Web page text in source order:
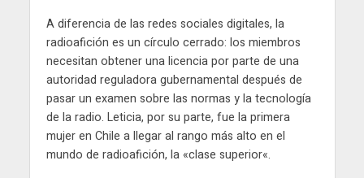
A diferencia de las redes sociales digitales, la
radioafición es un círculo cerrado: los miembros
necesitan obtener una licencia por parte de una
autoridad reguladora gubernamental después de
pasar un examen sobre las normas y la tecnología
de la radio. Leticia, por su parte, fue la primera
mujer en Chile a llegar al rango más alto en el
mundo de radioafición, la «clase superior«.